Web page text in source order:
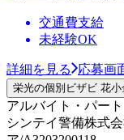
交通費支給
未経験OK
詳細を見る 応募画
栄光の個別ビザビ 花
アルバイト・パート
シンテイ警備株式